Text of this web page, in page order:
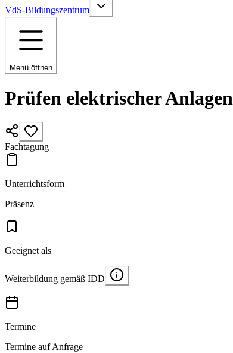
VdS-Bildungszentrum
Menü öffnen
Prüfen elektrischer Anlagen
Fachtagung
Unterrichtsform
Präsenz
Geeignet als
Weiterbildung gemäß IDD
Termine
Termine auf Anfrage